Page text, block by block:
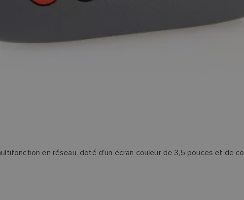
en réseau, doté d'un écran couleur de 3,5 pouces et de